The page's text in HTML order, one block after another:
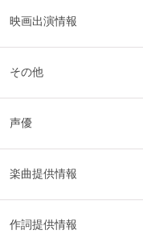
映画出演情報
その他
声優
楽曲提供情報
作詞提供情報